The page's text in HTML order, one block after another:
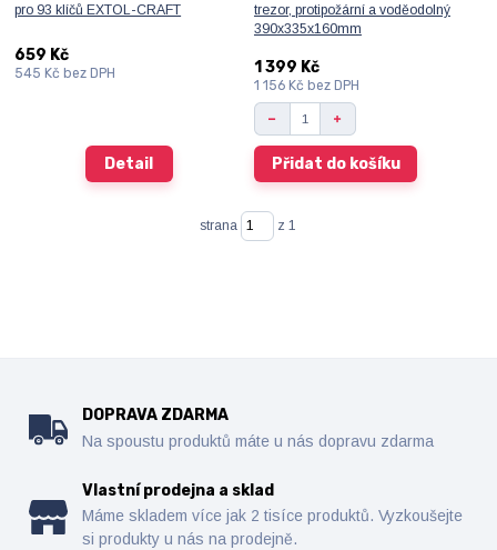
pro 93 klíčů EXTOL-CRAFT
659 Kč
545 Kč bez DPH
Detail
trezor, protipožární a voděodolný
390x335x160mm
1 399 Kč
1 156 Kč bez DPH
Přidat do košíku
strana z 1
DOPRAVA ZDARMA
Na spoustu produktů máte u nás dopravu zdarma
Vlastní prodejna a sklad
Máme skladem více jak 2 tisíce produktů. Vyzkoušejte
si produkty u nás na prodejně.